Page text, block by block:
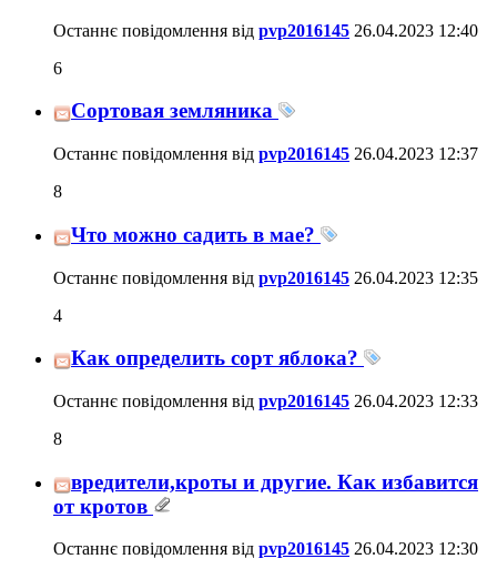
Останнє повідомлення від pvp2016145 26.04.2023 12:40
6
Сортовая земляника
Останнє повідомлення від pvp2016145 26.04.2023 12:37
8
Что можно садить в мае?
Останнє повідомлення від pvp2016145 26.04.2023 12:35
4
Как определить сорт яблока?
Останнє повідомлення від pvp2016145 26.04.2023 12:33
8
вредители,кроты и другие. Как избавится
от кротов
Останнє повідомлення від pvp2016145 26.04.2023 12:30